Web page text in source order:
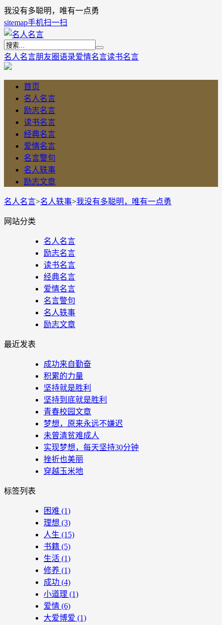
我没有多聪明，唯有一点勇
sitemap手机扫一扫
名人名言朋友圈语录爱情名言读书名言
首页
名人名言
励志名言
读书名言
经典名言
爱情名言
名言警句
名人轶事
励志文章
名人名言>名人轶事>我没有多聪明，唯有一点勇
网站分类
名人名言
励志名言
读书名言
经典名言
爱情名言
名言警句
名人轶事
励志文章
最近发表
成功来自勤奋
积累的力量
坚持就是胜利
坚持到底就是胜利
青春校园文章
梦想，原来永远不嫌迟
未曾清贫难成人
实现梦想，每天坚持30分钟
挫折也美丽
穿越玉米地
标签列表
困难 (1)
理想 (3)
人生 (15)
书籍 (5)
生活 (1)
修养 (1)
成功 (4)
小道理 (1)
爱情 (6)
大爱博爱 (1)